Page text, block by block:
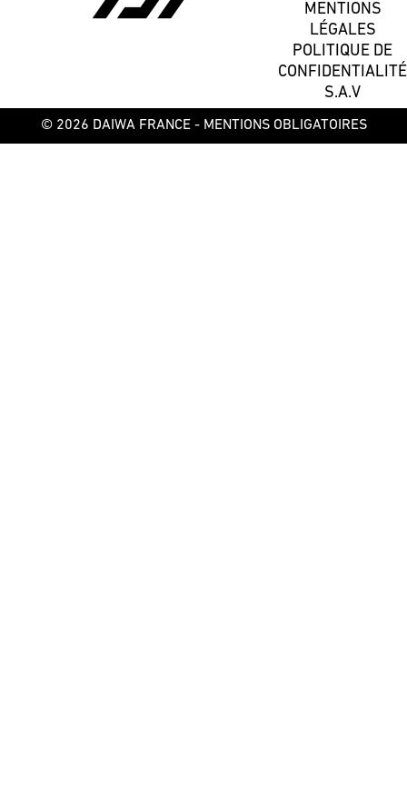
MENTIONS
LÉGALES
POLITIQUE DE
CONFIDENTIALITÉ
S.A.V
© 2026 DAIWA FRANCE - MENTIONS OBLIGATOIRES